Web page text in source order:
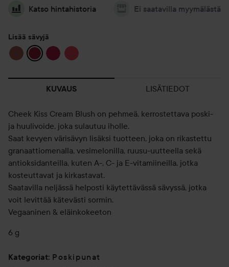
Katso hintahistoria Ei saatavilla myymälästä
Lisää sävyjä
KUVAUS LISÄTIEDOT
Cheek Kiss Cream Blush on pehmeä, kerrostettava poski-
ja huulivoide, joka sulautuu iholle.
Saat kevyen värisävyn lisäksi tuotteen, joka on rikastettu
granaattiomenalla, vesimelonilla, ruusu-uutteella sekä
antioksidanteilla, kuten A-, C- ja E-vitamiineilla, jotka
kosteuttavat ja kirkastavat.
Saatavilla neljässä helposti käytettävässä sävyssä, jotka
voit levittää kätevästi sormin.
Vegaaninen & eläinkokeeton
6 g
Kategoriat: Poskipunat